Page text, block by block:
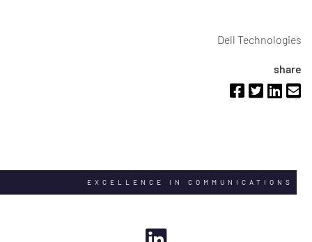
Dell Technologies
share
EXCELLENCE IN COMMUNICATIONS